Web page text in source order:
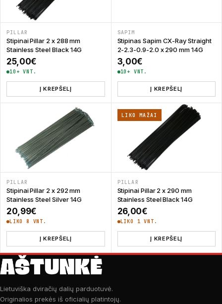
PILLAR
Stipinai Pillar 2 x 288 mm
Stainless Steel Black 14G
25,00€
10+ VNT.
Į KREPŠELĮ
SAPIM
Stipinas Sapim CX-Ray Straight
2-2.3-0.9-2.0 x 290 mm 14G
3,00€
10+ VNT.
Į KREPŠELĮ
PILLAR
Stipinai Pillar 2 x 292 mm
Stainless Steel Silver 14G
20,99€
LIKO 8 VNT.
Į KREPŠELĮ
LIKO MAŽAI
PILLAR
Stipinai Pillar 2 x 290 mm
Stainless Steel Black 14G
26,00€
LIKO 1 VNT.
Į KREPŠELĮ
Lietuviška dviračių dalių parduotuvė.
Originalios prekės iš oficialių platintojų.